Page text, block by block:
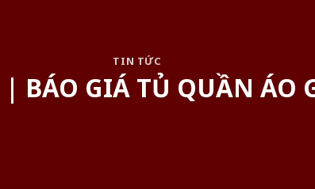
TIN TỨC
BÁO GIÁ TỦ QUẦN ÁO